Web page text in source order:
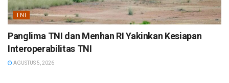
TNI
Panglima TNI dan Menhan RI Yakinkan Kesiapan
Interoperabilitas TNI
AGUSTUS 5, 2026